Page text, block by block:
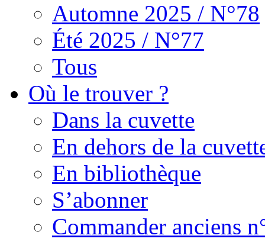
Automne 2025 / N°78
Été 2025 / N°77
Tous
Où le trouver ?
Dans la cuvette
En dehors de la
En bibliothèque
S’abonner
Commander anciens